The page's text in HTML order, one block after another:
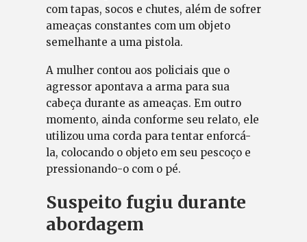
com tapas, socos e chutes, além de sofrer
ameaças constantes com um objeto
semelhante a uma pistola.
A mulher contou aos policiais que o
agressor apontava a arma para sua
cabeça durante as ameaças. Em outro
momento, ainda conforme seu relato, ele
utilizou uma corda para tentar enforcá-
la, colocando o objeto em seu pescoço e
pressionando-o com o pé.
Suspeito fugiu durante
abordagem